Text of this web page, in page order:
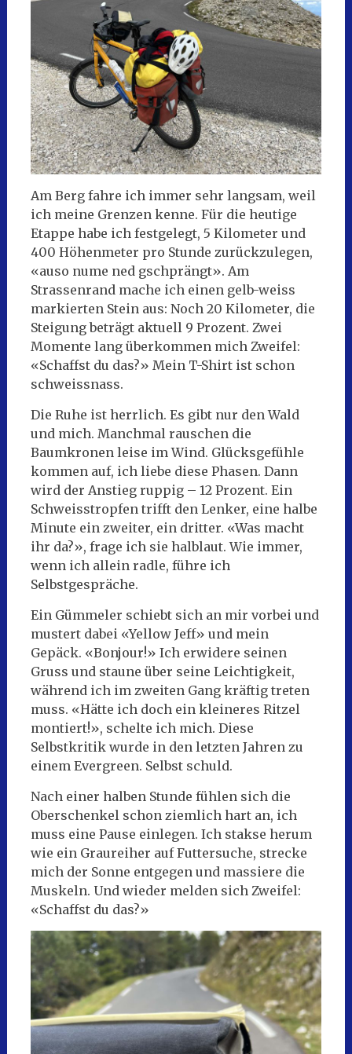
Am Berg fahre ich immer sehr langsam, weil
ich meine Grenzen kenne. Für die heutige
Etappe habe ich festgelegt, 5 Kilometer und
400 Höhenmeter pro Stunde zurückzulegen,
«auso nume ned gschprängt». Am
Strassenrand mache ich einen gelb-weiss
markierten Stein aus: Noch 20 Kilometer, die
Steigung beträgt aktuell 9 Prozent. Zwei
Momente lang überkommen mich Zweifel:
«Schaffst du das?» Mein T-Shirt ist schon
schweissnass.
Die Ruhe ist herrlich. Es gibt nur den Wald
und mich. Manchmal rauschen die
Baumkronen leise im Wind. Glücksgefühle
kommen auf, ich liebe diese Phasen. Dann
wird der Anstieg ruppig – 12 Prozent. Ein
Schweisstropfen trifft den Lenker, eine halbe
Minute ein zweiter, ein dritter. «Was macht
ihr da?», frage ich sie halblaut. Wie immer,
wenn ich allein radle, führe ich
Selbstgespräche.
Ein Gümmeler schiebt sich an mir vorbei und
mustert dabei «Yellow Jeff» und mein
Gepäck. «Bonjour!» Ich erwidere seinen
Gruss und staune über seine Leichtigkeit,
während ich im zweiten Gang kräftig treten
muss. «Hätte ich doch ein kleineres Ritzel
montiert!», schelte ich mich. Diese
Selbstkritik wurde in den letzten Jahren zu
einem Evergreen. Selbst schuld.
Nach einer halben Stunde fühlen sich die
Oberschenkel schon ziemlich hart an, ich
muss eine Pause einlegen. Ich stakse herum
wie ein Graureiher auf Futtersuche, strecke
mich der Sonne entgegen und massiere die
Muskeln. Und wieder melden sich Zweifel:
«Schaffst du das?»